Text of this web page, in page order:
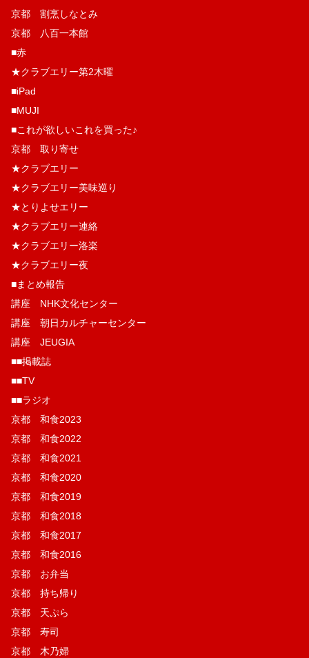
京都 割烹しなとみ
京都 八百一本館
■赤
★クラブエリー第2木曜
■iPad
■MUJI
■これが欲しいこれを買った♪
京都 取り寄せ
★クラブエリー
★クラブエリー美味巡り
★とりよせエリー
★クラブエリー連絡
★クラブエリー洛楽
★クラブエリー夜
■まとめ報告
講座 NHK文化センター
講座 朝日カルチャーセンター
講座 JEUGIA
■■掲載誌
■■TV
■■ラジオ
京都 和食2023
京都 和食2022
京都 和食2021
京都 和食2020
京都 和食2019
京都 和食2018
京都 和食2017
京都 和食2016
京都 お弁当
京都 持ち帰り
京都 天ぷら
京都 寿司
京都 木乃婦